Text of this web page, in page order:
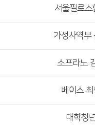
서울필로스
가정사역부
소프라노
베이스 최
대학청